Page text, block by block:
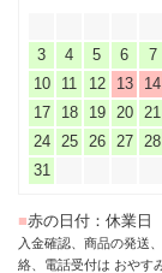
3
4 5 6 7
10
11 12 13 14
17
18 19 20 21
24
25 26 27 28
31
■赤の日付：休業日
入金確認、商品の発送
絡、電話受付は おやす